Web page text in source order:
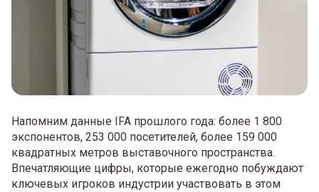
Напомним данные IFA прошлого года: более 1 800
экспонентов, 253 000 посетителей, более 159 000
квадратных метров выставочного пространства.
Впечатляющие цифры, которые ежегодно побуждают
ключевых игроков индустрии участвовать в этом